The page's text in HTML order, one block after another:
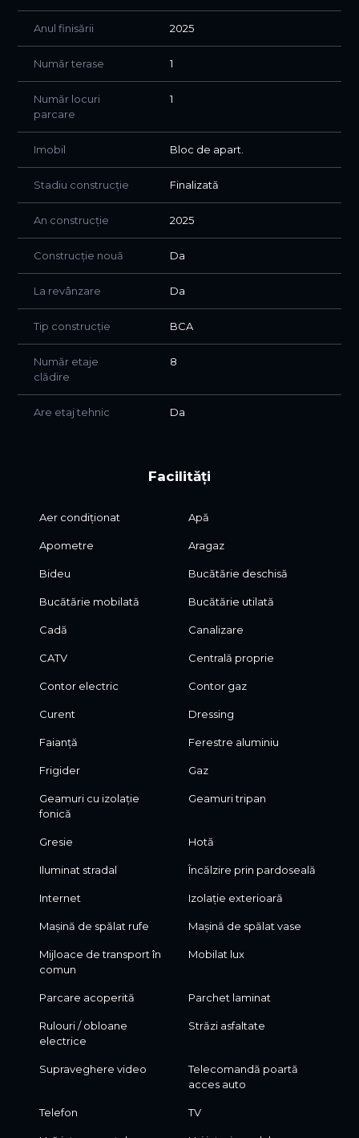
Anul finisării 2025
Număr terase 1
Număr locuri
parcare
1
Imobil Bloc de apart.
Stadiu construcție Finalizată
An construcție 2025
Construcție nouă Da
La revânzare Da
Tip construcție BCA
Număr etaje
clădire
8
Are etaj tehnic Da
Facilități
Aer condiționat Apă
Apometre Aragaz
Bideu Bucătărie deschisă
Bucătărie mobilată Bucătărie utilată
Cadă Canalizare
CATV Centrală proprie
Contor electric Contor gaz
Curent Dressing
Faianță Ferestre aluminiu
Frigider Gaz
Geamuri cu izolație
fonică
Geamuri tripan
Gresie Hotă
Iluminat stradal Încălzire prin pardoseală
Internet Izolație exterioară
Mașină de spălat rufe Mașină de spălat vase
Mijloace de transport în
comun
Mobilat lux
Parcare acoperită Parchet laminat
Rulouri / obloane
electrice
Străzi asfaltate
Supraveghere video
Telecomandă poartă
acces auto
Telefon TV